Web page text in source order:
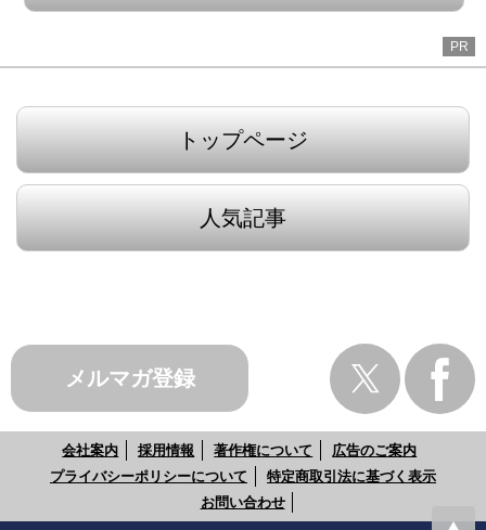
PR
トップページ
人気記事
メルマガ登録
会社案内 採用情報 著作権について
広告のご案内
プライバシーポリシーについて
特定商取引法に基づく表示
お問い合わせ